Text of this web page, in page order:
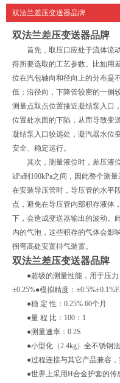
双法兰差压变送器品牌
双法兰差压变送器品牌
首先，取压口应处于流体流动
得所要选取的工艺参数。比如用
位在汽包轴向和径向上的分布是
低；沿径向，下降管较密的一侧
测量点取点位置接近凝结泵入口
位置处水面的下陷，从而导致变
凝结泵入口较远处，凝汽器水位
安全、稳定运行。
其次，测量液位时，差压液位
kPa到100kPa之间，因此整个测
在安装导压管时，导压管的水平
点，避免在导压管内部积存液体
下，会造成变送器输出的波动。
内的气泡，这些积存的气体会影
拐弯高处安置排气装置。
双法兰差压变送器品牌
●超级的测量性能，用于压力
±0.25%●模拟精度：
●稳 定 性：0.25% 60个月
●量 程 比：100：1
●测量速率：0.2S
●小型化（2.4kg）全不锈钢法
●过程连接与其它产品兼容，
●世界上采用H合金护套的传